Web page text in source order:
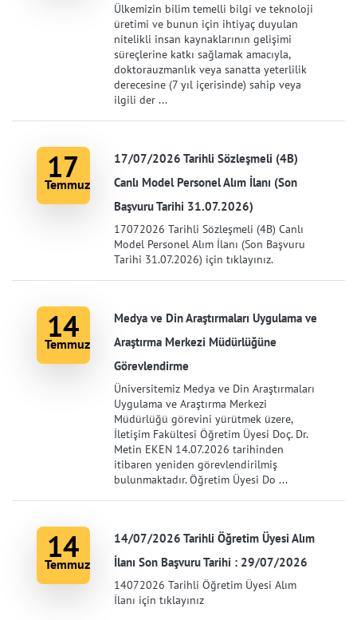
Ülkemizin bilim temelli bilgi ve teknoloji
üretimi ve bunun için ihtiyaç duyulan
nitelikli insan kaynaklarının gelişimi
süreçlerine katkı sağlamak amacıyla,
doktorauzmanlık veya sanatta yeterlilik
derecesine (7 yıl içerisinde) sahip veya
ilgili der ...
17
Temmuz
17/07/2026 Tarihli Sözleşmeli (4B)
Canlı Model Personel Alım İlanı (Son
Başvuru Tarihi 31.07.2026)
17072026 Tarihli Sözleşmeli (4B) Canlı
Model Personel Alım İlanı (Son Başvuru
Tarihi 31.07.2026) için tıklayınız.
14
Temmuz
Medya ve Din Araştırmaları Uygulama ve
Araştırma Merkezi Müdürlüğüne
Görevlendirme
Üniversitemiz Medya ve Din Araştırmaları
Uygulama ve Araştırma Merkezi
Müdürlüğü görevini yürütmek üzere,
İletişim Fakültesi Öğretim Üyesi Doç. Dr.
Metin EKEN 14.07.2026 tarihinden
itibaren yeniden görevlendirilmiş
bulunmaktadır. Öğretim Üyesi Do ...
14
Temmuz
14/07/2026 Tarihli Öğretim Üyesi Alım
İlanı Son Başvuru Tarihi : 29/07/2026
14072026 Tarihli Öğretim Üyesi Alım
İlanı için tıklayınız